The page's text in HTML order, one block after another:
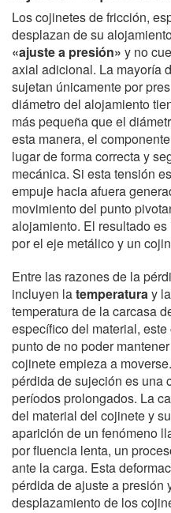
Los cojinetes de fricción,
desplazan de su
«ajuste a presión» y no
axial adicional. La mayoría
sujetan únicamente por
diámetro del alojamiento
más pequeña que el
esta manera, el
lugar de forma correcta y
mecánica. Si esta tensión
empuje hacia afuera
movimiento del punto
alojamiento. El resultado
por el eje metálico y un
Entre las razones de la
incluyen latemperaturay
temperatura de la carcasa
específico del material,
punto de no poder
cojinete empieza a
pérdida de sujeción es una
períodos prolongados. La
del material del cojinete y
aparición de un fenómeno
por fluencia lenta, un
ante la carga. Esta
pérdida de ajuste a presión
desplazamiento de los